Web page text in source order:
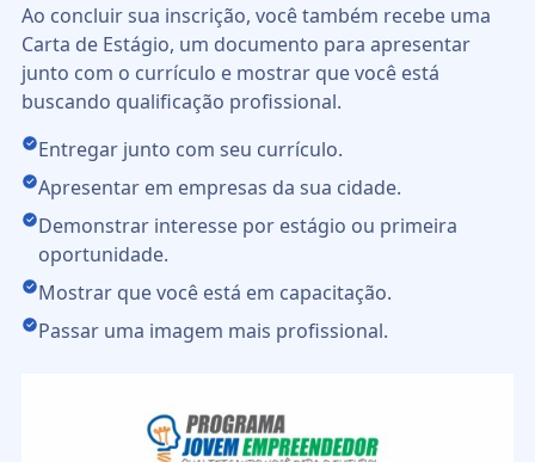
Ao concluir sua inscrição, você também recebe uma
Carta de Estágio, um documento para apresentar
junto com o currículo e mostrar que você está
buscando qualificação profissional.
Entregar junto com seu currículo.
Apresentar em empresas da sua cidade.
Demonstrar interesse por estágio ou primeira
oportunidade.
Mostrar que você está em capacitação.
Passar uma imagem mais profissional.